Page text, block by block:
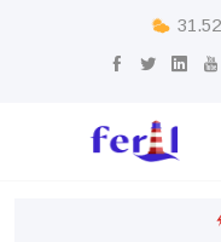
31.52